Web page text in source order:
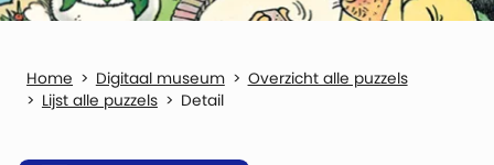
Digitaal museum
Overzicht alle puzzels
Lijst alle puzzels
Detail